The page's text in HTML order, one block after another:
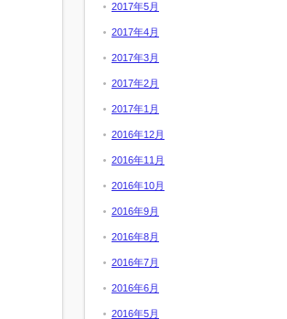
2017年5月
2017年4月
2017年3月
2017年2月
2017年1月
2016年12月
2016年11月
2016年10月
2016年9月
2016年8月
2016年7月
2016年6月
2016年5月